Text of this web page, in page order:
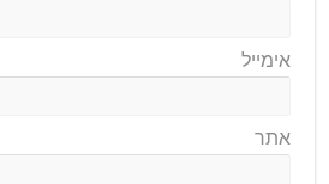
אימייל
אתר